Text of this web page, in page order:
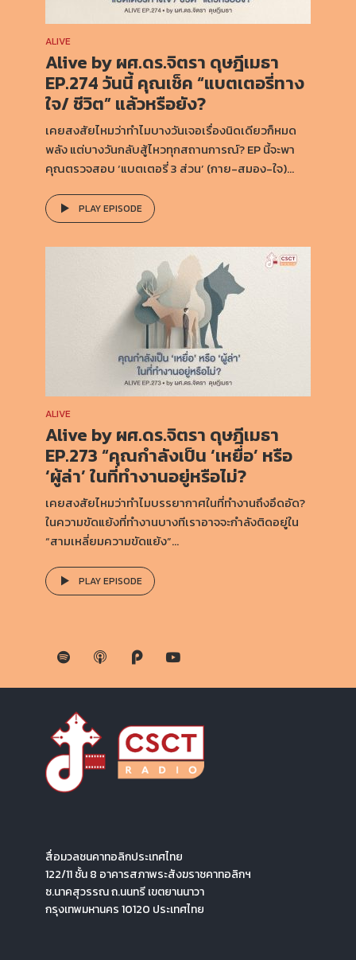
ALIVE
Alive by ผศ.ดร.จิตรา ดุษฎีเมธา
EP.274 วันนี้ คุณเช็ค “แบตเตอรี่ทาง
ใจ/ ชีวิต” แล้วหรือยัง?
เคยสงสัยไหมว่าทำไมบางวันเจอเรื่องนิดเดียวก็หมด
พลัง แต่บางวันกลับสู้ไหวทุกสถานการณ์? EP นี้จะพา
คุณตรวจสอบ ‘แบตเตอรี่ 3 ส่วน’ (กาย-สมอง-ใจ)...
PLAY EPISODE
ALIVE
Alive by ผศ.ดร.จิตรา ดุษฎีเมธา
EP.273 “คุณกำลังเป็น ‘เหยื่อ’ หรือ
‘ผู้ล่า’ ในที่ทำงานอยู่หรือไม่?
เคยสงสัยไหมว่าทำไมบรรยากาศในที่ทำงานถึงอึดอัด?
ในความขัดแย้งที่ทำงานบางทีเราอาจจะกำลังติดอยู่ใน
“สามเหลี่ยมความขัดแย้ง”...
PLAY EPISODE
สื่อมวลชนคาทอลิกประเทศไทย
122/11 ชั้น 8 อาคารสภาพระสังฆราชคาทอลิกฯ
ซ.นาคสุวรรณ ถ.นนทรี เขตยานนาวา
กรุงเทพมหานคร 10120 ประเทศไทย